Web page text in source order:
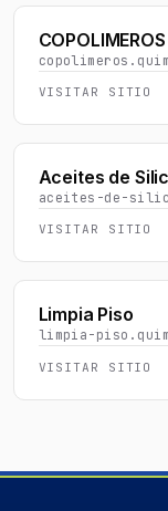
COPOLIMEROS
VISITAR SITIO
Aceites de
aceites-de-
VISITAR SITIO
Limpia Piso
limpia-
VISITAR SITIO